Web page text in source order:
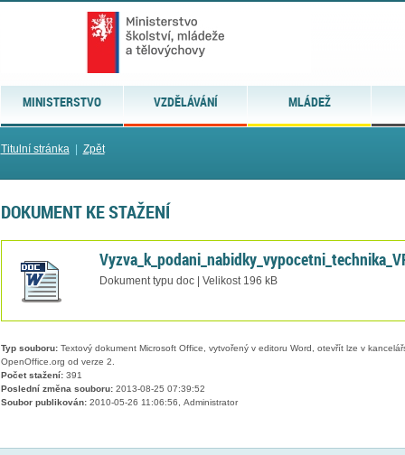
MINISTERSTVO VZDĚLÁVÁNÍ MLÁDEŽ
Titulní stránka| Zpět
DOKUMENT KE STAŽENÍ
Dokument typu doc | Velikost 196 kB
Typ souboru:Textový dokument Microsoft Office, vytvořený v editoru Word, otevřít lze v
OpenOffice.org od verze 2.
Počet stažení:391
Poslední změna souboru:2013-08-25 07:39:52
Soubor publikován:2010-05-26 11:06:56, Administrator